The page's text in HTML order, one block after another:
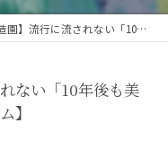
されない「10年後も美しいお庭」の選び方【小コラム】
ない「10年後も美
】